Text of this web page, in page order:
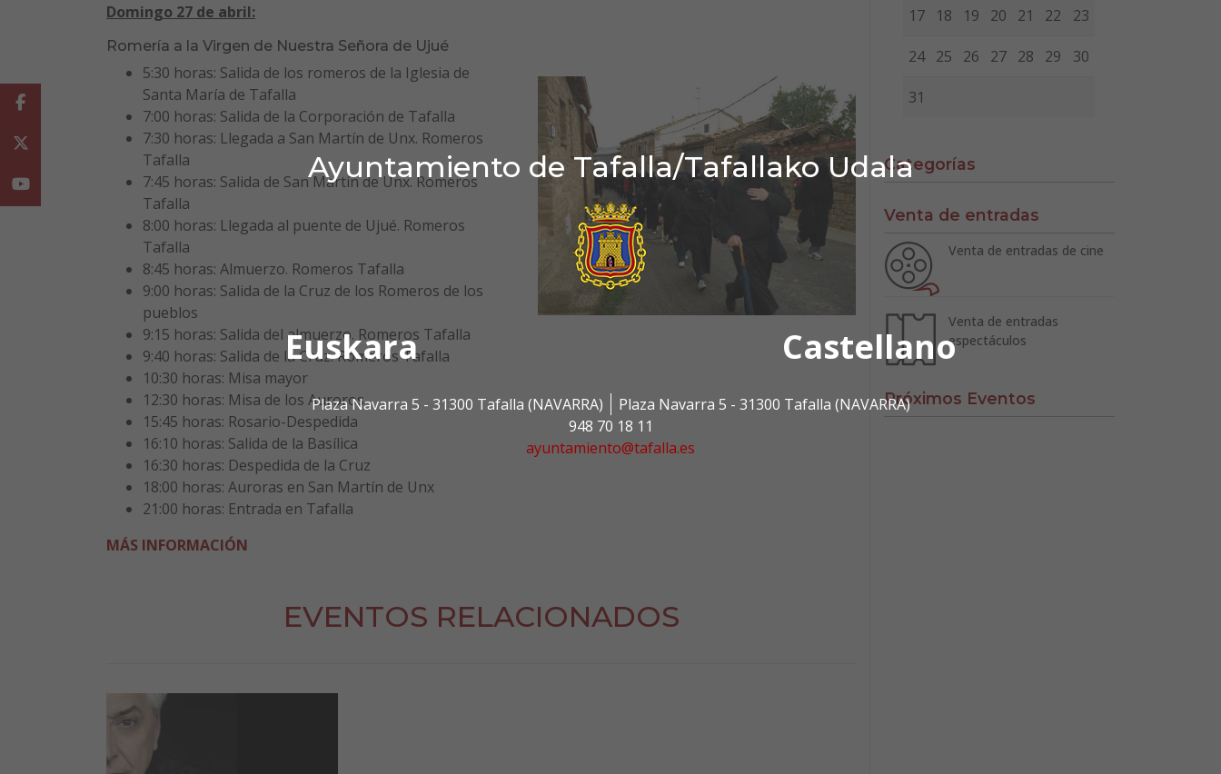
Ayuntamiento de Tafalla/Tafallako Udala
Euskara Castellano
Plaza Navarra 5 - 31300 Tafalla (NAVARRA)
Plaza Navarra 5 - 31300 Tafalla (NAVARRA)
948 70 18 11
ayuntamiento@tafalla.es
Domingo 27 de abril:
Romería a la Virgen de Nuestra Señora de Ujué
5:30 horas: Salida de los romeros de la Iglesia de
Santa María de Tafalla
7:00 horas: Salida de la Corporación de Tafalla
7:30 horas: Llegada a San Martín de Unx. Romeros
Tafalla
7:45 horas: Salida de San Martín de Unx. Romeros
Tafalla
8:00 horas: Llegada al puente de Ujué. Romeros
Tafalla
8:45 horas: Almuerzo. Romeros Tafalla
9:00 horas: Salida de la Cruz de los Romeros de los
pueblos
9:15 horas: Salida del almuerzo. Romeros Tafalla
9:40 horas: Salida de la Cruz. Romeros Tafalla
10:30 horas: Misa mayor
12:30 horas: Misa de los Auroros
15:45 horas: Rosario-Despedida
16:10 horas: Salida de la Basílica
16:30 horas: Despedida de la Cruz
18:00 horas: Auroras en San Martín de Unx
21:00 horas: Entrada en Tafalla
MÁS INFORMACIÓN
EVENTOS RELACIONADOS
17 18 19 20 21 22 23
24 25 26 27 28 29 30
31
Categorías
Venta de entradas
Venta de entradas de cine
Venta de entradas
espectáculos
Próximos Eventos
Facebook
Youtube